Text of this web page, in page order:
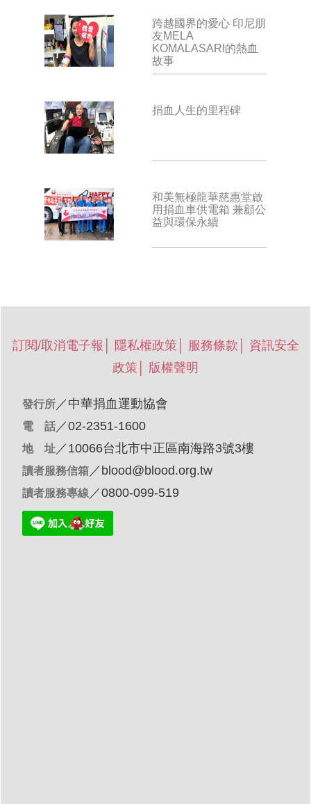
跨越國界的愛心 印尼朋
友MELA
KOMALASARI的熱血
故事
捐血人生的里程碑
和美無極龍華慈惠堂啟
用捐血車供電箱 兼顧公
益與環保永續
訂閱/取消電子報 隱私權政策 服務條款
資訊安全
政策
版權聲明
發行所／ 中華捐血運動協會
電 話／02-2351-1600
地 址／10066台北市中正區南海路3號3樓
讀者服務信箱／ blood@blood.org.tw
讀者服務專線 ／0800-099-519